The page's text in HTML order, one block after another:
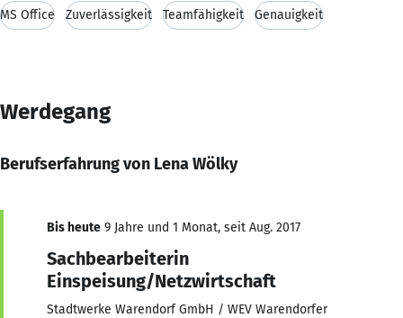
MS Office Zuverlässigkeit Teamfähigkeit Genauigkeit
Werdegang
Berufserfahrung von Lena Wölky
Bis heute 9 Jahre und 1 Monat, seit Aug. 2017
Sachbearbeiterin
Einspeisung/Netzwirtschaft
Stadtwerke Warendorf GmbH / WEV Warendorfer